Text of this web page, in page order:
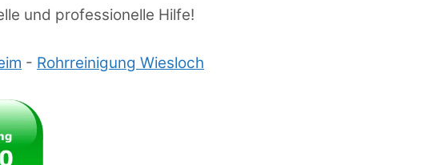
und professionelle Hilfe!
- Rohrreinigung Wiesloch